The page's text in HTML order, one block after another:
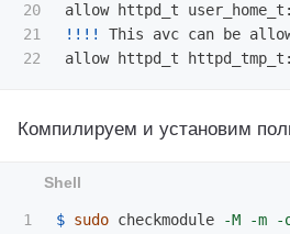
20
21
allow httpd_t
!!!!
This avc can be
allow httpd_t
Компилируем и установим
1
$ sudo checkmodule -M -m
-